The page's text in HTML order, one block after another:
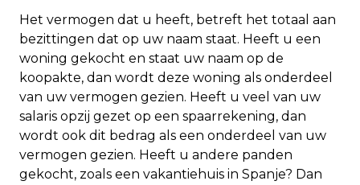
Het vermogen dat u heeft, betreft het totaal aan
bezittingen dat op uw naam staat. Heeft u een
woning gekocht en staat uw naam op de
koopakte, dan wordt deze woning als onderdeel
van uw vermogen gezien. Heeft u veel van uw
salaris opzij gezet op een spaarrekening, dan
wordt ook dit bedrag als een onderdeel van uw
vermogen gezien. Heeft u andere panden
gekocht, zoals een vakantiehuis in Spanje? Dan